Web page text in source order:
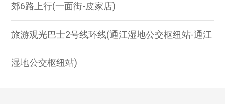
郊6路上行(一面街-皮家店)
旅游观光巴士2号线环线(通江湿地公交枢纽站-通江
湿地公交枢纽站)